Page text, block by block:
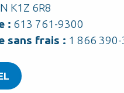
K1Z 6R8
: 613 761-9300
sans frais : 1 866